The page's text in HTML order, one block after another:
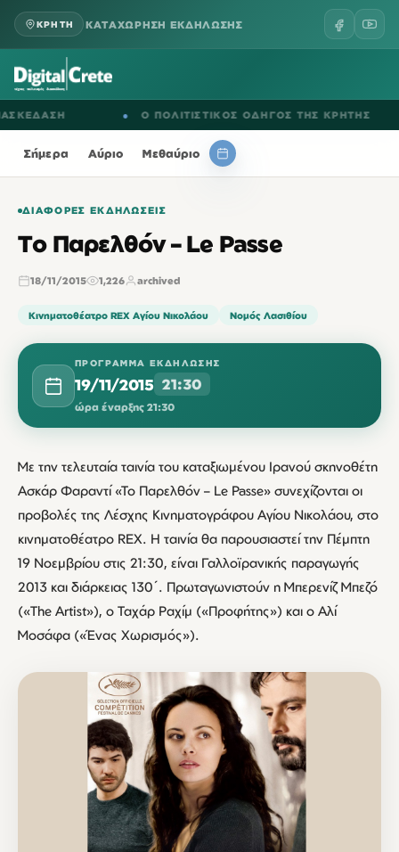
ΚΡΗΤΗ ΚΑΤΑΧΩΡΗΣΗ ΕΚΔΗΛΩΣΗΣ
Ο ΠΟΛΙΤΙΣΤΙΚΟΣ ΟΔΗΓΟΣ ΤΗΣ ΚΡΗΤΗΣ
Σήμερα Αύριο Μεθαύριο
ΔΙΆΦΟΡΕΣ ΕΚΔΗΛΏΣΕΙΣ
Το Παρελθόν – Le Passe
18/11/2015 1,226 archived
Κινηματοθέατρο REX Αγίου Νικολάου Νομός Λασιθίου
ΠΡΌΓΡΑΜΜΑ ΕΚΔΉΛΩΣΗΣ
19/11/2015 21:30
ώρα έναρξης 21:30
Με την τελευταία ταινία του καταξιωμένου Ιρανού σκηνοθέτη
Ασκάρ Φαραντί «Το Παρελθόν – Le Passe» συνεχίζονται οι
προβολές της Λέσχης Κινηματογράφου Αγίου Νικολάου, στο
κινηματοθέατρο REX. Η ταινία θα παρουσιαστεί την Πέμπτη
19 Νοεμβρίου στις 21:30, είναι Γαλλοϊρανικής παραγωγής
2013 και διάρκειας 130΄. Πρωταγωνιστούν η Μπερενίζ Μπεζό
(«The Artist»), ο Ταχάρ Ραχίμ («Προφήτης») και ο Αλί
Μοσάφα («Ένας Χωρισμός»).